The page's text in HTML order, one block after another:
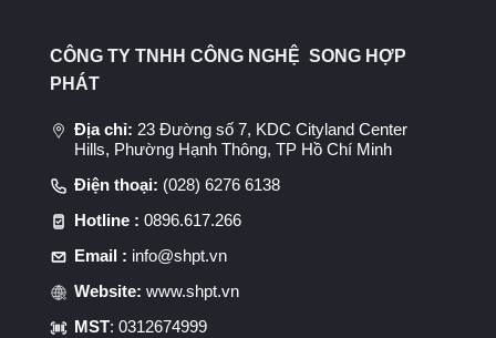
CÔNG TY TNHH CÔNG NGHỆ SONG HỢP
PHÁT
Địa chỉ: 23 Đường số 7, KDC Cityland Center
Hills, Phường Hạnh Thông, TP Hồ Chí Minh
Điện thoại: (028) 6276 6138
Hotline : 0896.617.266
Email : info@shpt.vn
Website: www.shpt.vn
MST: 0312674999